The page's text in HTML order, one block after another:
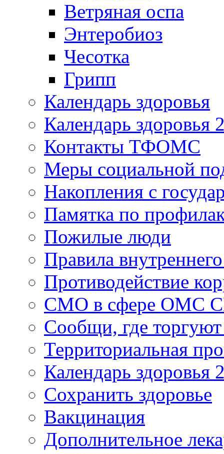
Ветряная оспа
Энтеробиоз
Чесотка
Грипп
Календарь здоровья
Календарь здоровья
Контакты ТФОМС
Меры социальной
Накопления с
Памятка по
Пожилые люди
Правила
Противодействие
СМО в сфере ОМС
Сообщи, где
Территориальная
Календарь здоровья
Сохранить здоровье
Вакцинация
Дополнительное